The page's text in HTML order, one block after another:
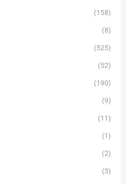
(158)
(8)
(525)
(52)
(190)
(9)
(11)
(1)
(2)
(3)